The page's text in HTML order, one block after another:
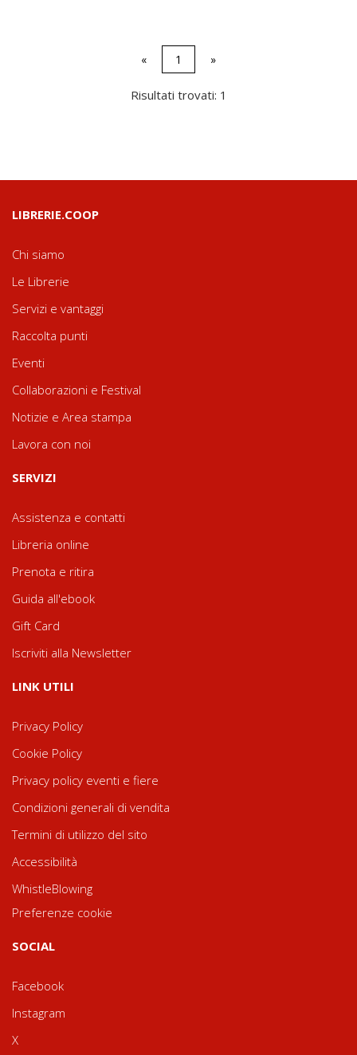
« 1 »
Risultati trovati: 1
LIBRERIE.COOP
Chi siamo
Le Librerie
Servizi e vantaggi
Raccolta punti
Eventi
Collaborazioni e Festival
Notizie e Area stampa
Lavora con noi
SERVIZI
Assistenza e contatti
Libreria online
Prenota e ritira
Guida all'ebook
Gift Card
Iscriviti alla Newsletter
LINK UTILI
Privacy Policy
Cookie Policy
Privacy policy eventi e fiere
Condizioni generali di vendita
Termini di utilizzo del sito
Accessibilità
WhistleBlowing
Preferenze cookie
SOCIAL
Facebook
Instagram
X